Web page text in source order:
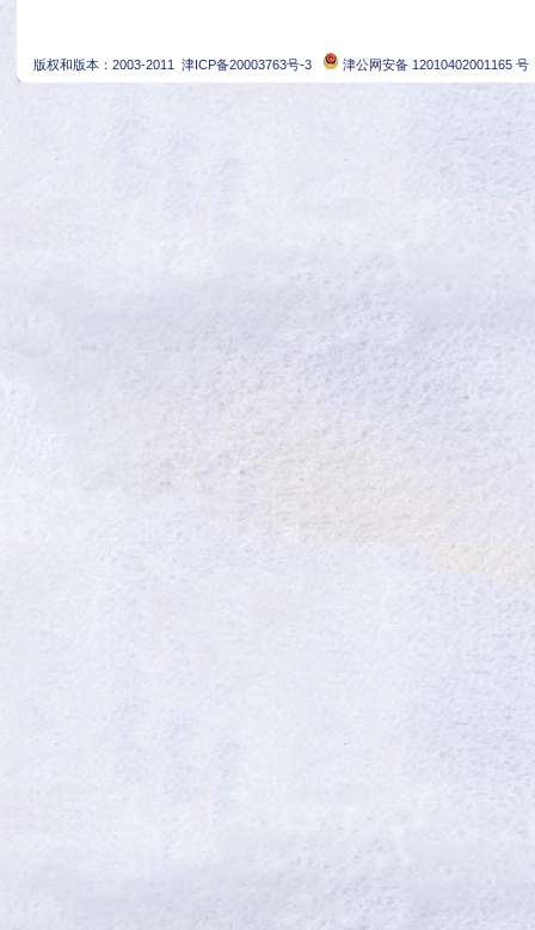
版权和版本：2003-2011 津ICP备20003763号-3 津公网安备 12010402001165 号